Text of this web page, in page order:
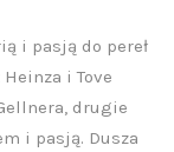
i pasją do pereł
i Tove
drugie
i pasją. Dusza